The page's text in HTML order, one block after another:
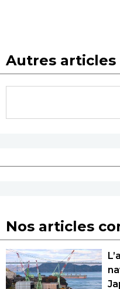
Autres articles
Nos articles